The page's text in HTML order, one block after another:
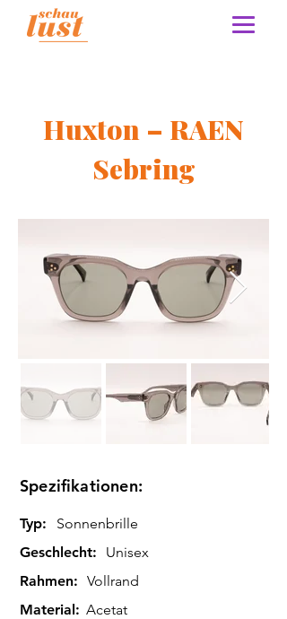
Huxton – RAEN
Sebring
Spezifikationen:
Typ:
Sonnenbrille
Geschlecht:
Unisex
Rahmen: Vollrand
Material: Acetat